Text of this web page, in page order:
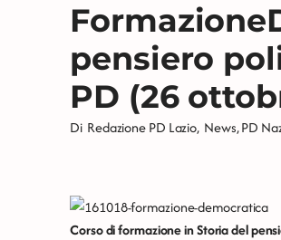
pensiero
PD (26
Di Redazione PD Lazio, News,PD
Corso di formazione in Storia del